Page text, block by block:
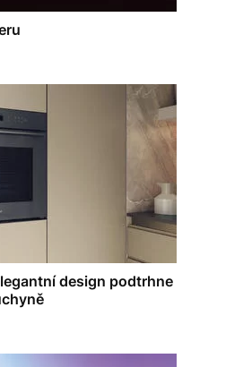
design podtrhne